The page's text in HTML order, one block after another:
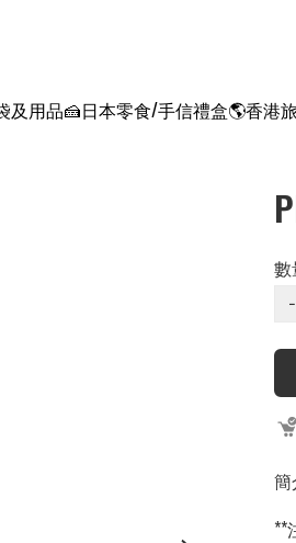
及用品🍰日本零食/手信禮盒🌎香港
−
簡
**